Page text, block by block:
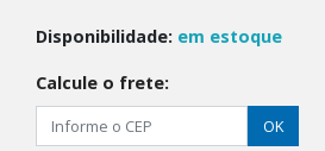
Disponibilidade: em estoque
Calcule o frete:
OK